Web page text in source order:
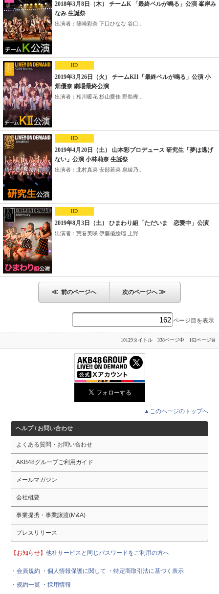
2018年3月8日（木） チームK 「最終ベルが鳴る」公演 峯岸み
なみ 生誕祭
出演者：篠崎彩奈 下口ひなな 谷口...
HD
2019年3月26日（火） チームKII「最終ベルが鳴る」公演 小
畑優奈 劇場最終公演
出演者：相川暖花 杉山愛佳 野島樺...
HD
2019年4月20日（土） 山本彩プロデュース 研究生「夢は逃げ
ない」公演 小林莉奈 生誕祭
出演者：北村真菜 安部若菜 泉綾乃...
HD
2019年8月3日（土） ひまわり組「ただいま 恋愛中」公演
出演者：荒巻美咲 伊藤優絵瑠 上野...
≪ 前のページへ 次のページへ≫
ページ目を表示
10129タイトル 338ページ中 162ページ目
▲このページのトップへ
ヘルプ / お問い合わせ
よくある質問・お問い合わせ
AKB48グループご利用ガイド
メールマガジン
会社概要
事業提携・事業譲渡(M&A)
プレスリリース
【お知らせ】他社サービスと同じパスワードをご利用の方へ
・会員規約 ・個人情報保護に関して
・特定商取引法に基づく表示
・規約一覧 ・採用情報